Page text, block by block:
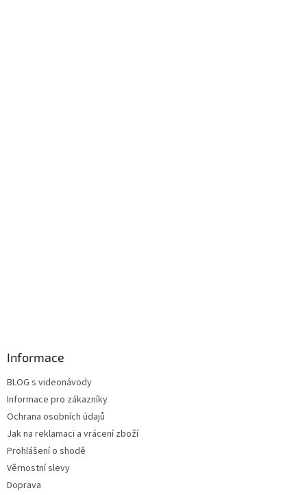
Informace
BLOG s videonávody
Informace pro zákazníky
Ochrana osobních údajů
Jak na reklamaci a vrácení zboží
Prohlášení o shodě
Věrnostní slevy
Doprava